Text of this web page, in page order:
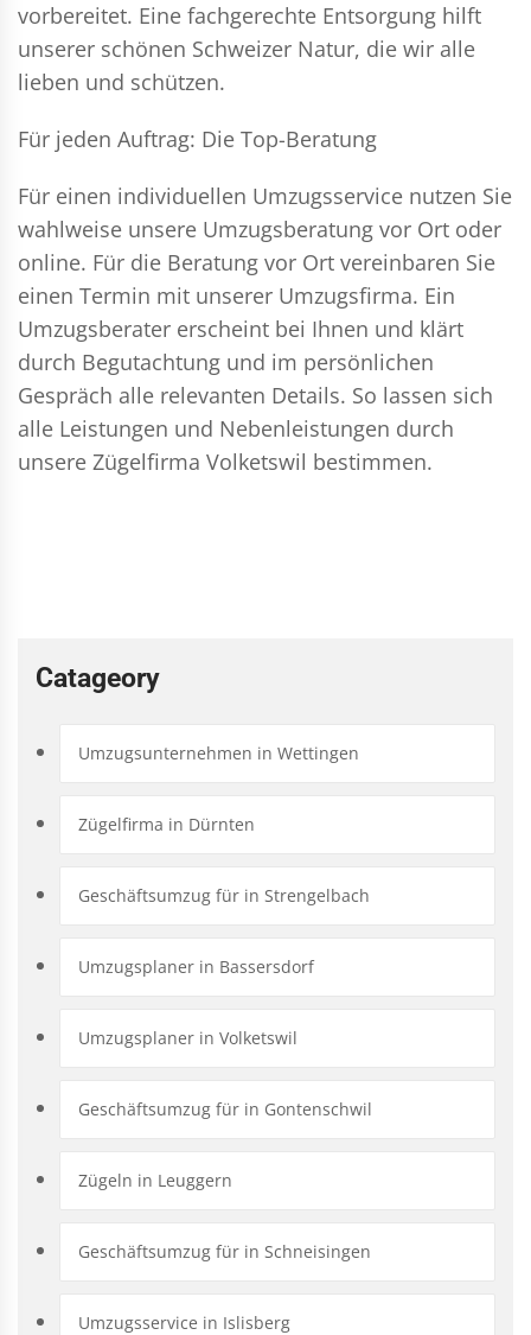
vorbereitet. Eine fachgerechte Entsorgung hilft
unserer schönen Schweizer Natur, die wir alle
lieben und schützen.
Für jeden Auftrag: Die Top-Beratung
Für einen individuellen Umzugsservice nutzen Sie
wahlweise unsere Umzugsberatung vor Ort oder
online. Für die Beratung vor Ort vereinbaren Sie
einen Termin mit unserer Umzugsfirma. Ein
Umzugsberater erscheint bei Ihnen und klärt
durch Begutachtung und im persönlichen
Gespräch alle relevanten Details. So lassen sich
alle Leistungen und Nebenleistungen durch
unsere Zügelfirma Volketswil bestimmen.
Catageory
Umzugsunternehmen in Wettingen
Zügelfirma in Dürnten
Geschäftsumzug für in Strengelbach
Umzugsplaner in Bassersdorf
Umzugsplaner in Volketswil
Geschäftsumzug für in Gontenschwil
Zügeln in Leuggern
Geschäftsumzug für in Schneisingen
Umzugsservice in Islisberg